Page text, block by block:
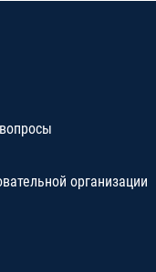
организации